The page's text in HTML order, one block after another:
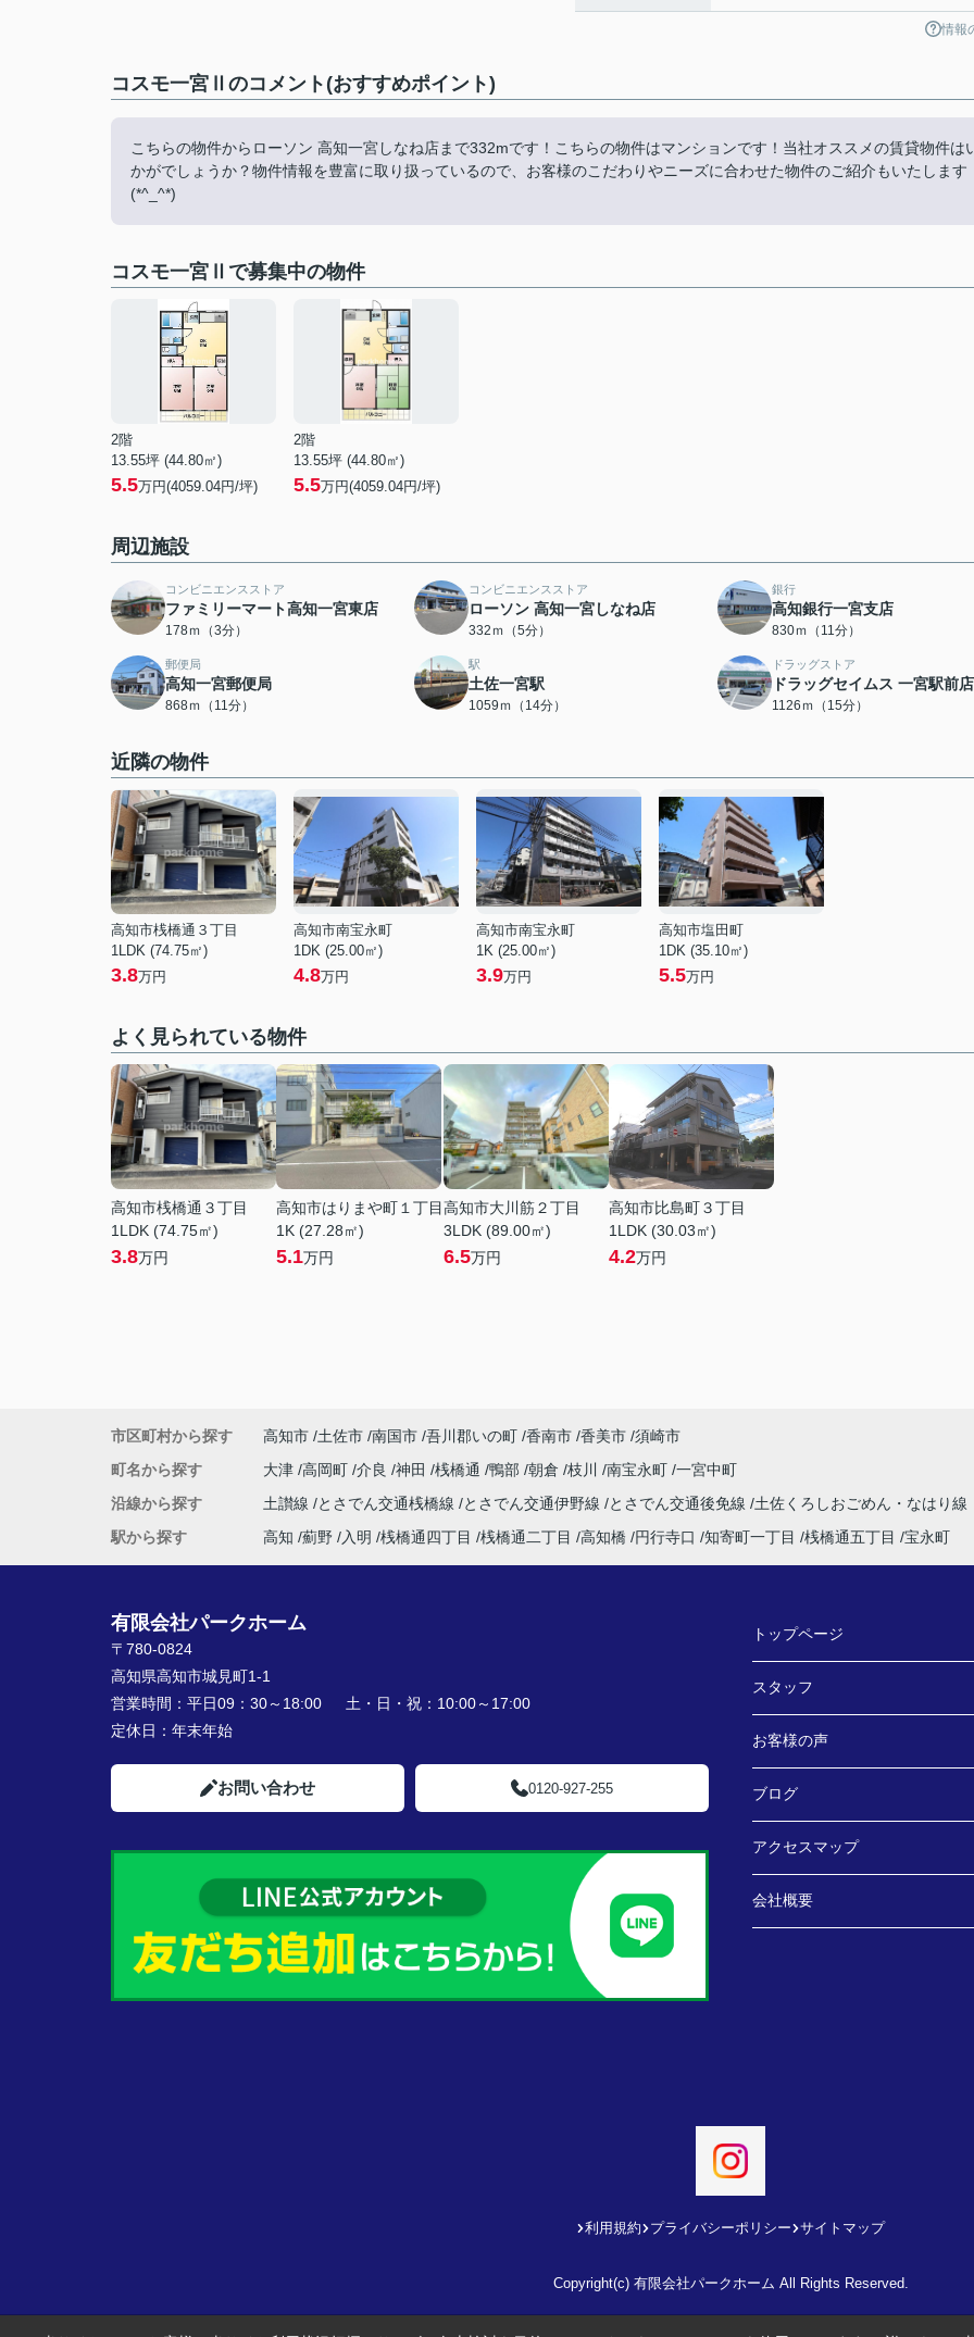
情報
コスモ一宮Ⅱのコメント(おすすめポイント)
こちらの物件からローソン 高知一宮しなね店まで332mです！こちらの物件はマンションです！当社オススメの賃貸物件は
かがでしょうか？物件情報を豊富に取り扱っているので、お客様のこだわりやニーズに合わせた物件のご紹介もいたします
(*^_^*)
コスモ一宮Ⅱで募集中の物件
2階
13.55坪 (44.80㎡)
5.5万円(4059.04円/坪)
2階
13.55坪 (44.80㎡)
5.5万円(4059.04円/坪)
周辺施設
コンビニエンスストア
ファミリーマート高知一宮東店
178ｍ（3分）
コンビニエンスストア
ローソン 高知一宮しなね店
332ｍ（5分）
銀行
高知銀行一宮支店
830ｍ（11分）
郵便局
高知一宮郵便局
868ｍ（11分）
駅
土佐一宮駅
1059ｍ（14分）
ドラッグストア
ドラッグセイムス 一宮駅前店
1126ｍ（15分）
近隣の物件
高知市桟橋通３丁目
1LDK (74.75㎡)
3.8万円
高知市南宝永町
1DK (25.00㎡)
4.8万円
高知市南宝永町
1K (25.00㎡)
3.9万円
高知市塩田町
1DK (35.10㎡)
5.5万円
よく見られている物件
高知市桟橋通３丁目
1LDK (74.75㎡)
3.8万円
高知市はりまや町１丁目
1K (27.28㎡)
5.1万円
高知市大川筋２丁目
3LDK (89.00㎡)
6.5万円
高知市比島町３丁目
1LDK (30.03㎡)
4.2万円
市区町村から探す 高知市 土佐市 南国市 吾川郡いの町 香南市 香美市 須崎市
町名から探す
大津 高岡町 介良 神田 桟橋通 鴨部 朝倉 枝川 南宝永町 一宮中町
沿線から探す
土讃線 とさでん交通桟橋線 とさでん交通伊野線 とさでん交通後免線
土佐くろしおごめん・なはり線
駅から探す
高知 薊野 入明 桟橋通四丁目 桟橋通二丁目 高知橋 円行寺口 知寄町一丁目 桟橋通五丁目 宝永町
有限会社パークホーム
〒780-0824
高知県高知市城見町1-1
営業時間： 平日09：30～18:00 土・日・祝：10:00～17:00
定休日： 年末年始
お問い合わせ 0120-927-255
トップページ
スタッフ
お客様の声
ブログ
アクセスマップ
会社概要
利用規約 プライバシーポリシー サイトマップ
Copyright(c) 有限会社パークホーム All Rights Reserved.